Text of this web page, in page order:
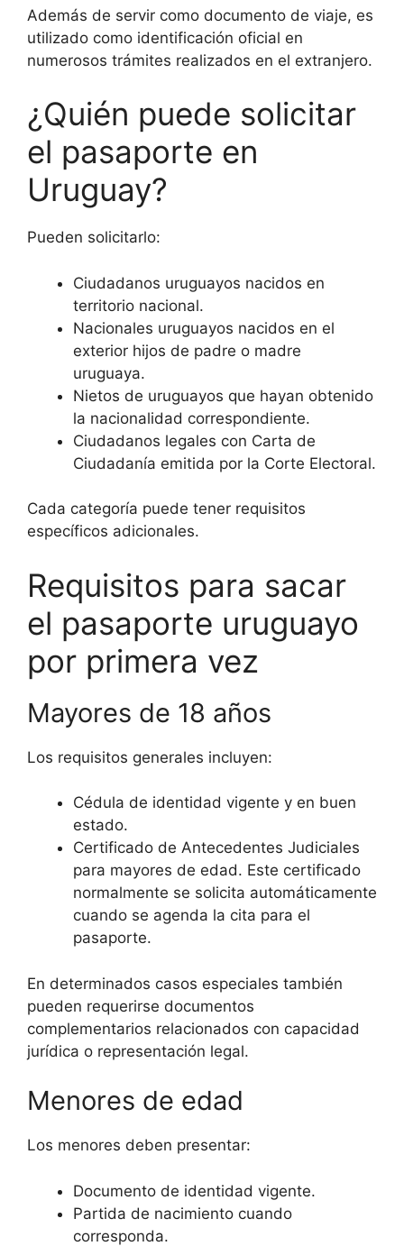
Además de servir como documento de viaje, es
utilizado como identificación oficial en
numerosos trámites realizados en el extranjero.
¿Quién puede solicitar
el pasaporte en
Uruguay?
Pueden solicitarlo:
Ciudadanos uruguayos nacidos en
territorio nacional.
Nacionales uruguayos nacidos en el
exterior hijos de padre o madre
uruguaya.
Nietos de uruguayos que hayan obtenido
la nacionalidad correspondiente.
Ciudadanos legales con Carta de
Ciudadanía emitida por la Corte Electoral.
Cada categoría puede tener requisitos
específicos adicionales.
Requisitos para sacar
el pasaporte uruguayo
por primera vez
Mayores de 18 años
Los requisitos generales incluyen:
Cédula de identidad vigente y en buen
estado.
Certificado de Antecedentes Judiciales
para mayores de edad. Este certificado
normalmente se solicita automáticamente
cuando se agenda la cita para el
pasaporte.
En determinados casos especiales también
pueden requerirse documentos
complementarios relacionados con capacidad
jurídica o representación legal.
Menores de edad
Los menores deben presentar:
Documento de identidad vigente.
Partida de nacimiento cuando
corresponda.